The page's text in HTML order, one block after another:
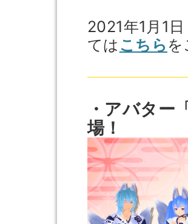
2021年1月1
ては こちら
・アバター
場！